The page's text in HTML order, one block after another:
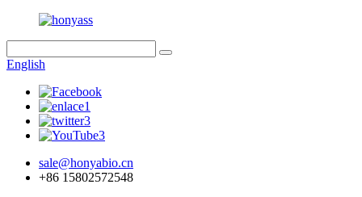
English
sale@honyabio.cn
+86 15802572548